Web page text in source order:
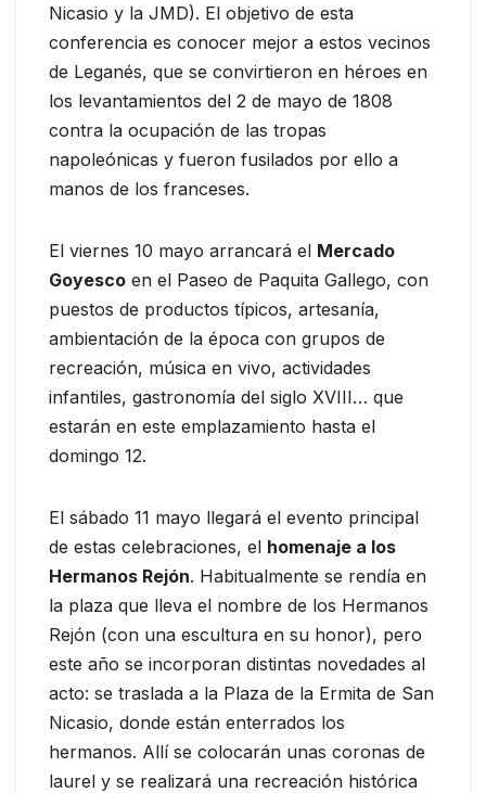
Nicasio y la JMD). El objetivo de esta
conferencia es conocer mejor a estos vecinos
de Leganés, que se convirtieron en héroes en
los levantamientos del 2 de mayo de 1808
contra la ocupación de las tropas
napoleónicas y fueron fusilados por ello a
manos de los franceses.
El viernes 10 mayo arrancará el Mercado
Goyesco en el Paseo de Paquita Gallego, con
puestos de productos típicos, artesanía,
ambientación de la época con grupos de
recreación, música en vivo, actividades
infantiles, gastronomía del siglo XVIII… que
estarán en este emplazamiento hasta el
domingo 12.
El sábado 11 mayo llegará el evento principal
de estas celebraciones, el homenaje a los
Hermanos Rejón. Habitualmente se rendía en
la plaza que lleva el nombre de los Hermanos
Rejón (con una escultura en su honor), pero
este año se incorporan distintas novedades al
acto: se traslada a la Plaza de la Ermita de San
Nicasio, donde están enterrados los
hermanos. Allí se colocarán unas coronas de
laurel y se realizará una recreación histórica